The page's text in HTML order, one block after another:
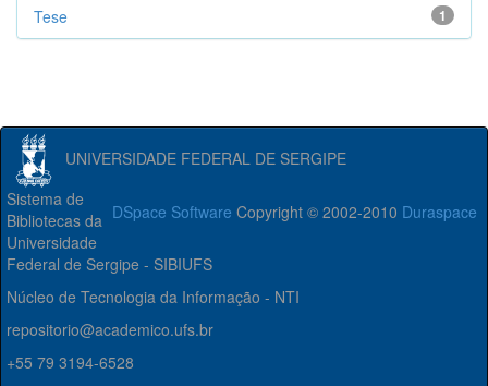
1
Tese
UNIVERSIDADE FEDERAL DE SERGIPE
DSpace Software Copyright © 2002-2010 Duraspace
Sistema de
Bibliotecas da
Universidade
Federal de Sergipe - SIBIUFS
Núcleo de Tecnologia da Informação - NTI
repositorio@academico.ufs.br
+55 79 3194-6528